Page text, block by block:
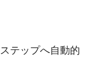
テップへ自動的